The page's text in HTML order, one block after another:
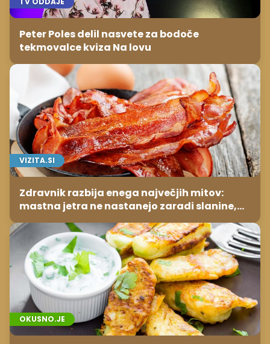
Peter Poles delil nasvete za bodoče
tekmovalce kviza Na lovu
VIZITA.SI
Zdravnik razbija enega največjih mitov:
mastna jetra ne nastanejo zaradi slanine,
temveč zaradi živila, ki ga imamo vsi radi
OKUSNO.JE